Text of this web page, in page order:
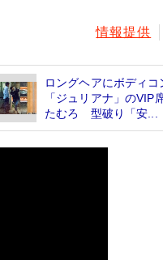
情報提供
ロングヘアにボディコ
「ジュリアナ」のVIP
たむろ 型破り「安...